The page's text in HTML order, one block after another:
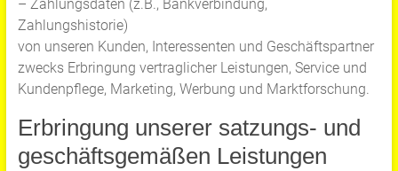
– Zahlungsdaten (z.B., Bankverbindung,
Zahlungshistorie)
von unseren Kunden, Interessenten und Geschäftspartner
zwecks Erbringung vertraglicher Leistungen, Service und
Kundenpflege, Marketing, Werbung und Marktforschung.
Erbringung unserer satzungs- und
geschäftsgemäßen Leistungen